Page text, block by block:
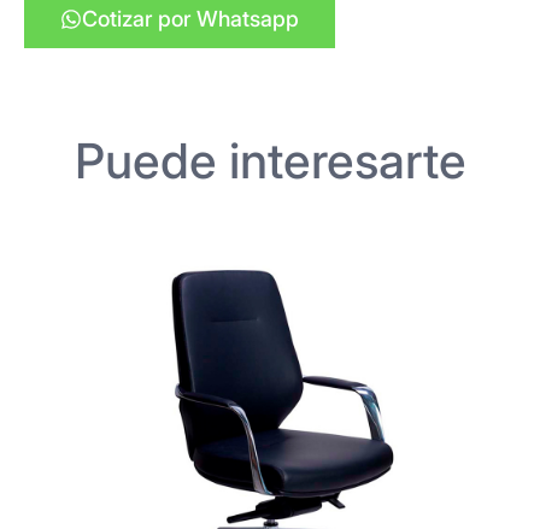
Cotizar por Whatsapp
Puede interesarte